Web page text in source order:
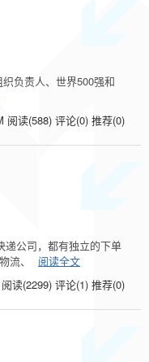
负责人、世界500强和
阅读(588) 评论(0) 推荐(0)
递公司，都有独立的下单
流、
阅读全文
阅读(2299) 评论(1) 推荐(0)